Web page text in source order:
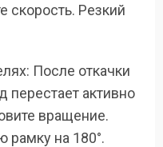
скорость. Резкий
После откачки
перестает активно
вращение.
рамку на 180°.